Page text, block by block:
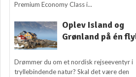
Premium Economy Class i...
Oplev Island og
Grønland på én
Drømmer du om et nordisk rejseeventyr i
tryllebindende natur? Skal det være den